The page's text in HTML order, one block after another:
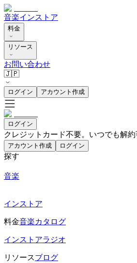
音楽インストア
料金
リソース
お問い合わせ
🇯🇵
ログイン アカウント作成
ログイン
クレジットカード不要。いつでも解約
アカウント作成 ログイン
探す
音楽
インストア
料金音楽カタログ
インストアラジオ
リソースブログ